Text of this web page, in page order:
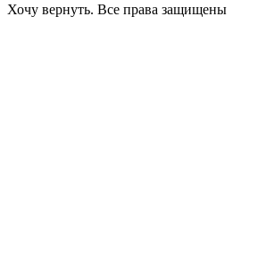
Хочу вернуть. Все права защищены